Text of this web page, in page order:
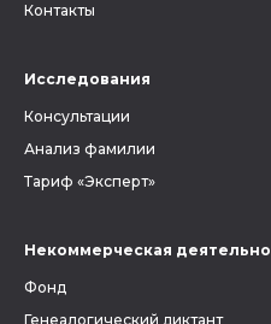
Контакты
Исследования
Консультации
Анализ фамилии
Тариф «Эксперт»
Некоммерческая
Фонд
Генеалогический диктант